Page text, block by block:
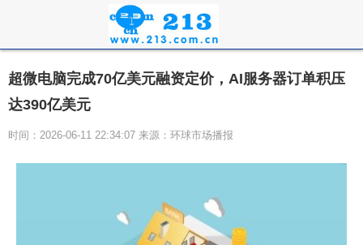
超微电脑完成70亿美元融资定价，AI服务器订单积压
达390亿美元
时间：2026-06-11 22:34:07 来源：环球市场播报